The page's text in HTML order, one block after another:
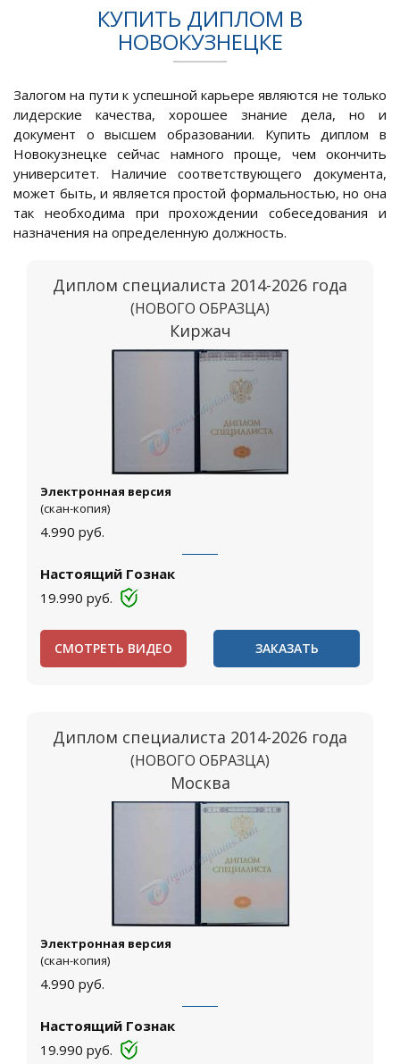
КУПИТЬ ДИПЛОМ В
НОВОКУЗНЕЦКЕ
Залогом на пути к успешной карьере являются не только
лидерские качества, хорошее знание дела, но и
документ о высшем образовании. Купить диплом в
Новокузнецке сейчас намного проще, чем окончить
университет. Наличие соответствующего документа,
может быть, и является простой формальностью, но она
так необходима при прохождении собеседования и
назначения на определенную должность.
Диплом специалиста 2014-2026 года
(НОВОГО ОБРАЗЦА)
Киржач
Электронная версия
(скан-копия)
4.990 руб.
Настоящий Гознак
19.990 руб.
СМОТРЕТЬ ВИДЕО ЗАКАЗАТЬ
Диплом специалиста 2014-2026 года
(НОВОГО ОБРАЗЦА)
Москва
Электронная версия
(скан-копия)
4.990 руб.
Настоящий Гознак
19.990 руб.